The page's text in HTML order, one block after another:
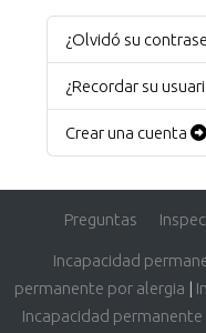
¿Olvidó su
¿Recordar su
Crear una cuenta
Preguntas
Incapacidad
permanente por alergia |
Incapacidad